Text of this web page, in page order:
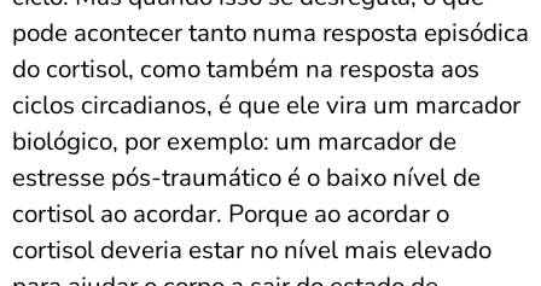
pode acontecer tanto numa resposta episódica
do cortisol, como também na resposta aos
ciclos circadianos, é que ele vira um marcador
biológico, por exemplo: um marcador de
estresse pós-traumático é o baixo nível de
cortisol ao acordar. Porque ao acordar o
cortisol deveria estar no nível mais elevado